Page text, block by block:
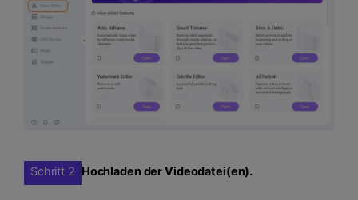
Schritt 2 Hochladen der Videodatei(en).